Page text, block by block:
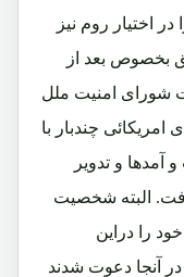
اختیار روم نیز
بخصوص بعد از
شورای امنیت ملل
چندبار با
آمدها و تدویر
البته شخصیت
را دراین
آنجا دعوت شدند